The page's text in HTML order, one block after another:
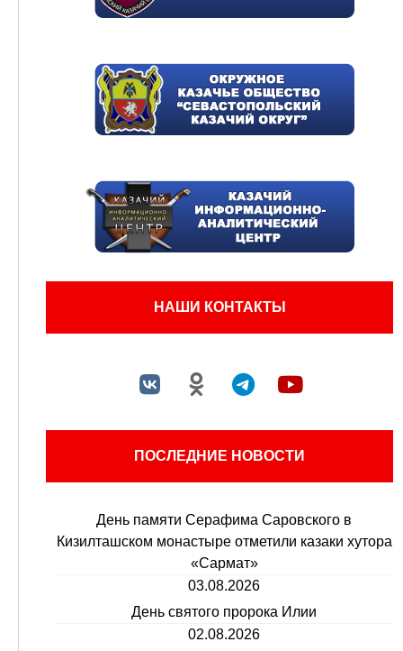
НАШИ КОНТАКТЫ
ПОСЛЕДНИЕ НОВОСТИ
День памяти Серафима Саровского в
Кизилташском монастыре отметили казаки хутора
«Сармат»
03.08.2026
День святого пророка Илии
02.08.2026